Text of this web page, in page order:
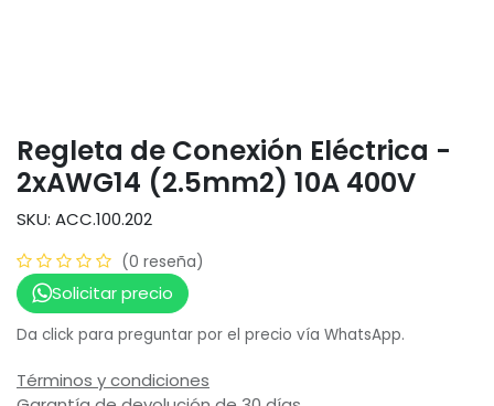
Regleta de Conexión Eléctrica -
2xAWG14 (2.5mm2) 10A 400V
SKU: ACC.100.202
(0 reseña)
Solicitar precio
Da click para preguntar por el precio vía WhatsApp.
Términos y condiciones